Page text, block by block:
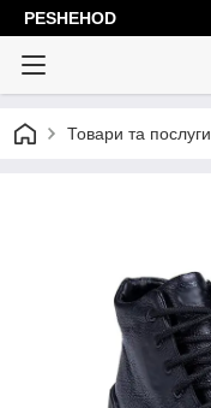
PESHEHOD
Товари та послуги